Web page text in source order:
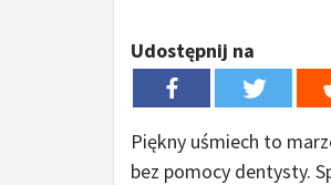
Udostępnij na
Piękny uśmiech to
bez pomocy dentysty.